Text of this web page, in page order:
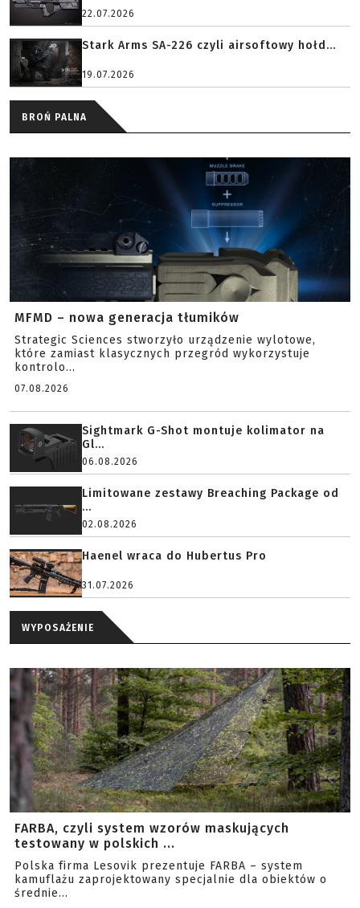
22.07.2026
Stark Arms SA-226 czyli airsoftowy hołd...
19.07.2026
BROŃ PALNA
MFMD – nowa generacja tłumików
Strategic Sciences stworzyło urządzenie wylotowe,
które zamiast klasycznych przegród wykorzystuje
kontrolo...
07.08.2026
Sightmark G-Shot montuje kolimator na
Gl...
06.08.2026
Limitowane zestawy Breaching Package od
...
02.08.2026
Haenel wraca do Hubertus Pro
31.07.2026
WYPOSAŻENIE
FARBA, czyli system wzorów maskujących
testowany w polskich ...
Polska firma Lesovik prezentuje FARBA – system
kamuflażu zaprojektowany specjalnie dla obiektów o
średnie...